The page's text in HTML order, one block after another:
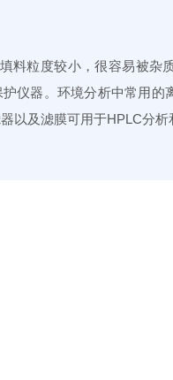
料粒度较小，很容易被杂
仪器。环境分析中常用的
以及滤膜可用于HPLC分